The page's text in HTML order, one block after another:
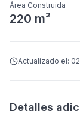
Área Construida
220 m²
Actualizado el:
Detalles